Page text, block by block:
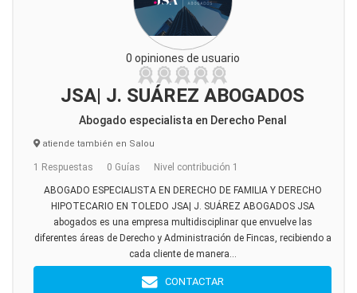
0 opiniones de usuario
JSA| J. SUÁREZ ABOGADOS
Abogado especialista en Derecho Penal
atiende también en Salou
1 Respuestas 0 Guías Nivel contribución 1
ABOGADO ESPECIALISTA EN DERECHO DE FAMILIA Y DERECHO
HIPOTECARIO EN TOLEDO JSA| J. SUÁREZ ABOGADOS JSA
abogados es una empresa multidisciplinar que envuelve las
diferentes áreas de Derecho y Administración de Fincas, recibiendo a
cada cliente de manera...
CONTACTAR